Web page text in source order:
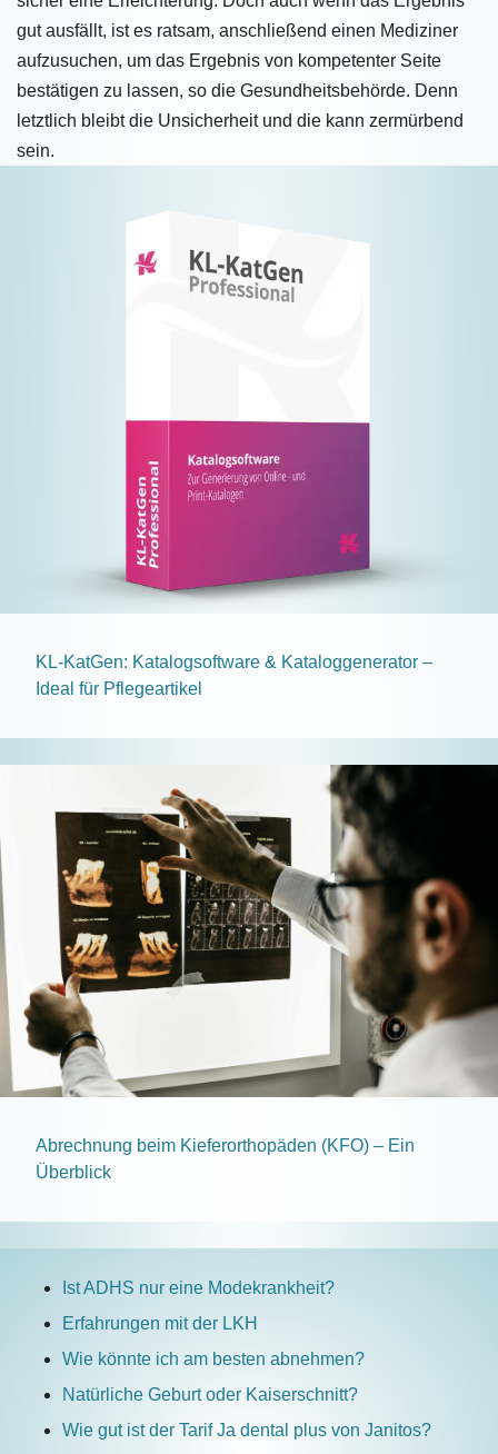
gut ausfällt, ist es ratsam, anschließend einen Mediziner
aufzusuchen, um das Ergebnis von kompetenter Seite
bestätigen zu lassen, so die Gesundheitsbehörde. Denn
letztlich bleibt die Unsicherheit und die kann zermürbend
sein.
KL-KatGen: Katalogsoftware & Kataloggenerator –
Ideal für Pflegeartikel
Abrechnung beim Kieferorthopäden (KFO) – Ein
Überblick
Ist ADHS nur eine Modekrankheit?
Erfahrungen mit der LKH
Wie könnte ich am besten abnehmen?
Natürliche Geburt oder Kaiserschnitt?
Wie gut ist der Tarif Ja dental plus von Janitos?